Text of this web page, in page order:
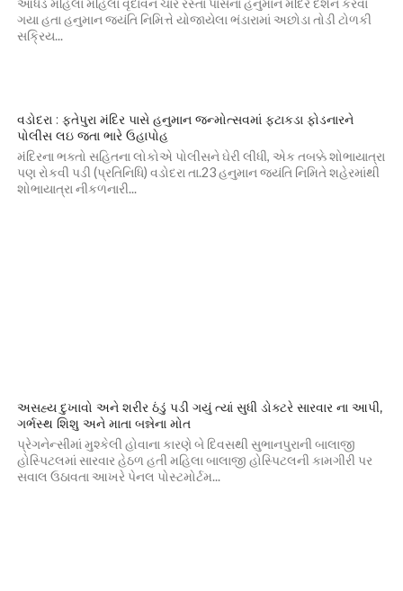
આધેડ મહિલા મહિલા વૃંદાવન ચાર રસ્તા પાસેના હનુમાન મંદિરે દર્શન કરવા
ગયા હતા હનુમાન જયંતિ નિમિત્તે યોજાયેલા ભંડારામાં અછોડા તોડી ટોળકી
સક્રિય...
વડોદરા : ફતેપુરા મંદિર પાસે હનુમાન જન્મોત્સવમાં ફટાકડા ફોડનારને
પોલીસ લઇ જતા ભારે ઉહાપોહ
મંદિરના ભક્તો સહિતના લોકોએ પોલીસને ઘેરી લીધી, એક તબક્કે શોભાયાત્રા
પણ રોકવી પડી (પ્રતિનિધિ) વડોદરા તા.23 હનુમાન જયંતિ નિમિતે શહેરમાંથી
શોભાયાત્રા નીકળનારી...
અસહ્ય દુખાવો અને શરીર ઠંડું પડી ગયું ત્યાં સુધી ડોક્ટરે સારવાર ના આપી,
ગર્ભસ્થ શિશુ અને માતા બન્નેના મોત
પ્રેગનેન્સીમાં મુશ્કેલી હોવાના કારણે બે દિવસથી સુભાનપુરાની બાલાજી
હોસ્પિટલમાં સારવાર હેઠળ હતી મહિલા બાલાજી હોસ્પિટલની કામગીરી પર
સવાલ ઉઠાવતા આખરે પેનલ પોસ્ટમોર્ટમ...